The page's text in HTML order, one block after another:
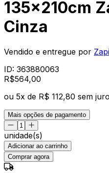
135x210cm
Cinza
Vendido e entregue por
ID: 363880063
R$564,00
ou 5x de R$ 112,80 sem
Mais opções de pagamento
unidade(s)
Adicionar ao carrinho
Comprar agora